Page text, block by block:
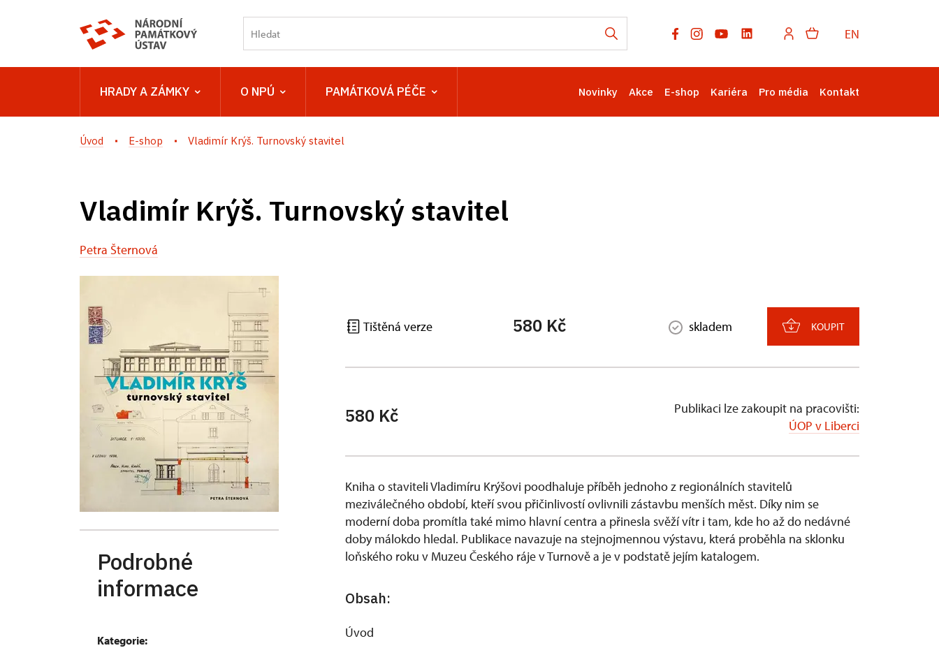
EN
HRADY A ZÁMKY O NPÚ PAMÁTKOVÁ PÉČE Novinky Akce E-shop Kariéra Pro média Kontakt
Úvod E-shop Vladimír Krýš. Turnovský stavitel
Vladimír Krýš. Turnovský stavitel
Petra Šternová
Podrobné
informace
Kategorie:
Tištěná verze 580 Kč skladem KOUPIT
580 Kč
Publikaci lze zakoupit na pracovišti:
ÚOP v Liberci
Kniha o staviteli Vladimíru Krýšovi poodhaluje příběh jednoho z regionálních stavitelů
meziválečného období, kteří svou přičinlivostí ovlivnili zástavbu menších měst. Díky nim se
moderní doba promítla také mimo hlavní centra a přinesla svěží vítr i tam, kde ho až do nedávné
doby málokdo hledal. Publikace navazuje na stejnojmennou výstavu, která proběhla na sklonku
loňského roku v Muzeu Českého ráje v Turnově a je v podstatě jejím katalogem.
Obsah:
Úvod